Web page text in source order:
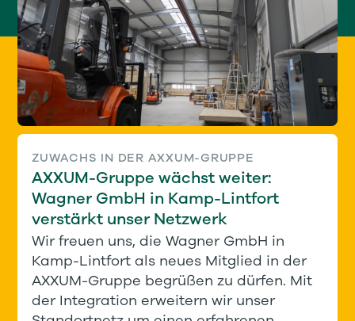
ZUWACHS IN DER AXXUM-GRUPPE
AXXUM-Gruppe wächst weiter:
Wagner GmbH in Kamp-Lintfort
verstärkt unser Netzwerk
Wir freuen uns, die Wagner GmbH in
Kamp-Lintfort als neues Mitglied in der
AXXUM-Gruppe begrüßen zu dürfen. Mit
der Integration erweitern wir unser